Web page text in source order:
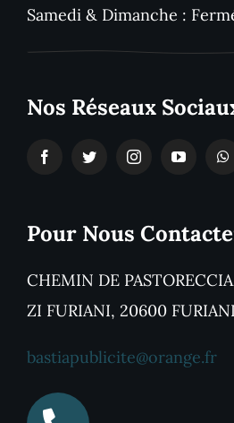
Samedi & Dimanche :
Nos Réseaux
Pour Nous
CHEMIN DE
ZI FURIANI, 20600 FURIANI
bastiapublicite@orange.fr